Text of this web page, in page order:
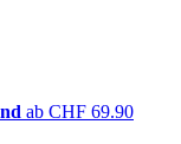
ab CHF 69.90